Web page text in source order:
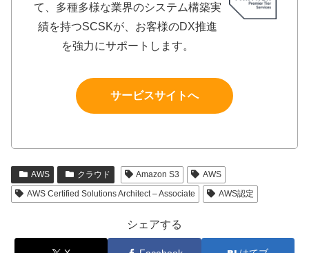
て、多種多様な業界のシステム構築実
績を持つSCSKが、お客様のDX推進
を強力にサポートします。
サービスサイトへ
AWS クラウド Amazon S3
AWS
AWS Certified Solutions Architect – Associate
AWS認定
シェアする